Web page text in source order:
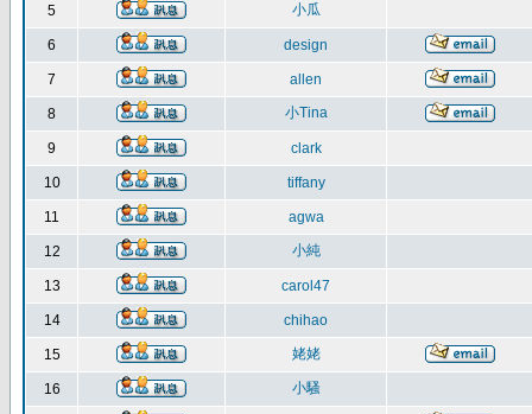
5 小瓜
6 design
7 allen
8 小Tina
9 clark
10 tiffany
11 agwa
12 小純
13 carol47
14 chihao
15 姥姥
16 小騷